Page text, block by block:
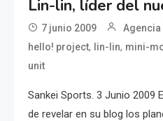
Lin-lin, líder del
7 junio 2009 Agencia
hello! project, lin-lin, mini-
unit
Sankei Sports. 3 Junio 2009
de revelar en su blog los